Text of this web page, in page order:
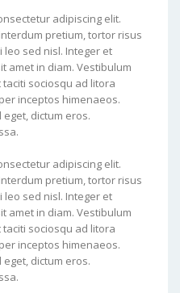
adipiscing elit.
pretium, tortor risus
sed nisl. Integer et
amet in diam. Vestibulum
sociosqu ad litora
inceptos himenaeos.
dictum eros.
adipiscing elit.
pretium, tortor risus
sed nisl. Integer et
amet in diam. Vestibulum
sociosqu ad litora
inceptos himenaeos.
dictum eros.